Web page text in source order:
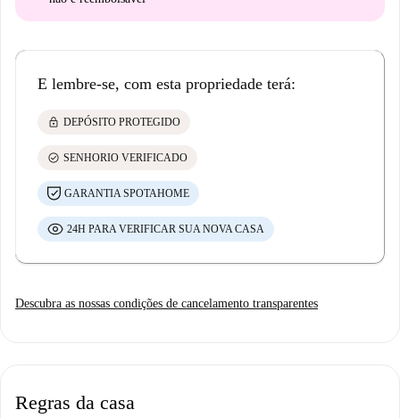
E lembre-se, com esta propriedade terá:
lock DEPÓSITO PROTEGIDO
check_circle SENHORIO VERIFICADO
GARANTIA SPOTAHOME
24H PARA VERIFICAR SUA NOVA CASA
Descubra as nossas condições de cancelamento transparentes
Regras da casa